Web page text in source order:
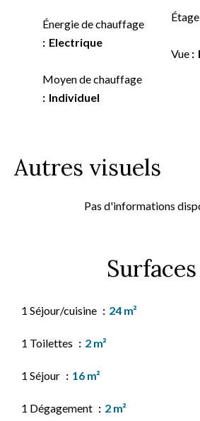
Énergie de chauffage
Electrique
Moyen de chauffage
Individuel
Étage
Vue
Autres visuels
Pas d'informations
Surfaces
1 Séjour/cuisine 24 m²
1 Toilettes 2 m²
1 Séjour 16 m²
1 Dégagement 2 m²